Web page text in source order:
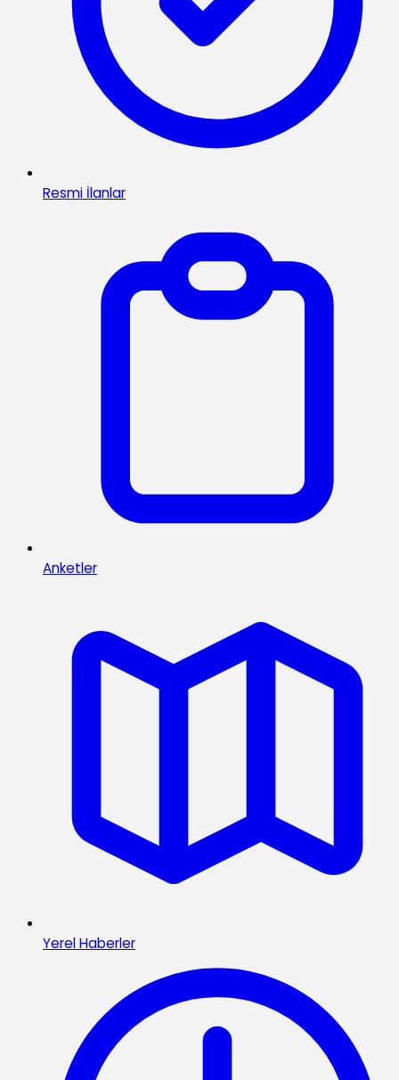
Resmi İlanlar
Anketler
Yerel Haberler